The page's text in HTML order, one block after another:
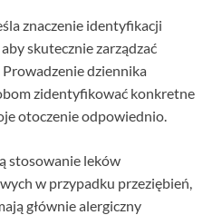
znaczenie identyfikacji
skutecznie zarządzać
dziennika
zidentyfikować konkretne
otoczenie odpowiednio.
stosowanie leków
w przypadku przeziębień,
głównie alergiczny